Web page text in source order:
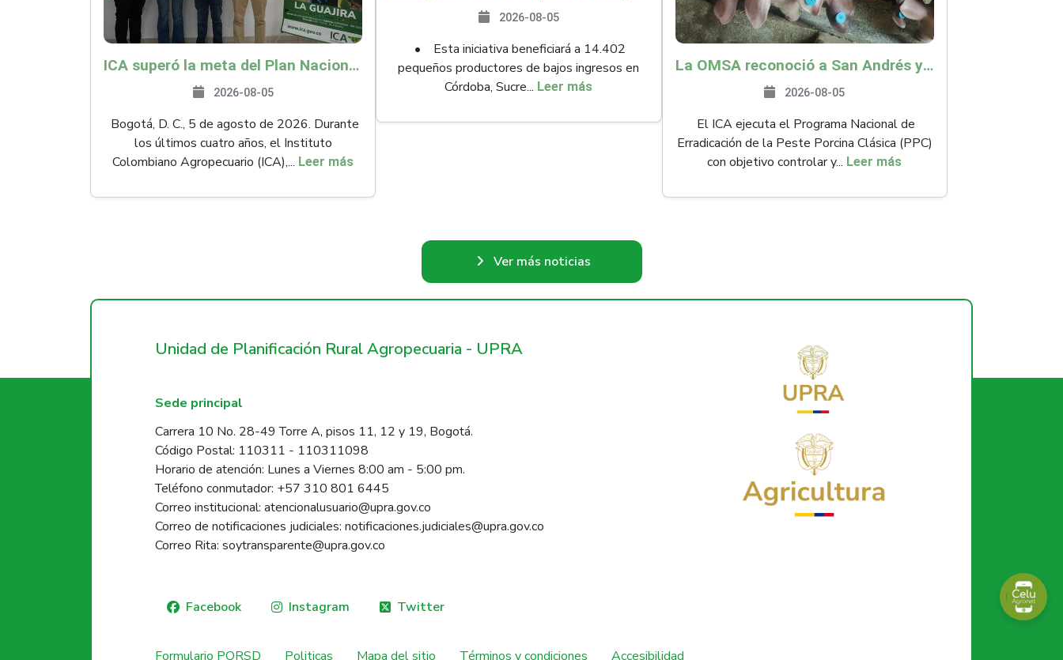
ICA superó la meta del Plan Nacional de Desarrollo y abrió 61 mercados internacionales
2026-08-05
Bogotá, D. C., 5 de agosto de 2026. Durante
los últimos cuatro años, el Instituto
Colombiano Agropecuario (ICA),... Leer más
2026-08-05
• Esta iniciativa beneficiará a 14.402
pequeños productores de bajos ingresos en
Córdoba, Sucre... Leer más
La OMSA reconoció a San Andrés y Providencia como zona libre de Peste Porcina Clásica (PPC)
2026-08-05
El ICA ejecuta el Programa Nacional de
Erradicación de la Peste Porcina Clásica (PPC)
con objetivo controlar y... Leer más
Ver más noticias
Unidad de Planificación Rural Agropecuaria - UPRA
Sede principal
Carrera 10 No. 28-49 Torre A, pisos 11, 12 y 19, Bogotá.
Código Postal: 110311 - 110311098
Horario de atención: Lunes a Viernes 8:00 am - 5:00 pm.
Teléfono conmutador: +57 310 801 6445
Correo institucional: atencionalusuario@upra.gov.co
Correo de notificaciones judiciales: notificaciones.judiciales@upra.gov.co
Correo Rita: soytransparente@upra.gov.co
Facebook Instagram Twitter
Formulario PQRSD Politicas Mapa del sitio Términos y condiciones Accesibilidad